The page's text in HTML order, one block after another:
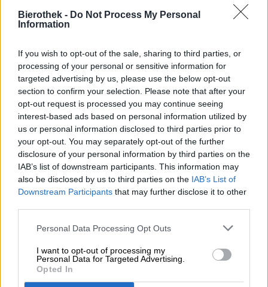
Bierothek - Do Not Process My Personal
Information
If you wish to opt-out of the sale, sharing to third parties, or
processing of your personal or sensitive information for
targeted advertising by us, please use the below opt-out
section to confirm your selection. Please note that after your
opt-out request is processed you may continue seeing
interest-based ads based on personal information utilized by
us or personal information disclosed to third parties prior to
your opt-out. You may separately opt-out of the further
disclosure of your personal information by third parties on the
IAB’s list of downstream participants. This information may
also be disclosed by us to third parties on the IAB’s List of
Downstream Participants that may further disclose it to other
Personal Data Processing Opt Outs
I want to opt-out of processing my
Personal Data for Targeted Advertising.
Opted In
Suscríbete al boletín
Sobre la biblioteca de cerveza
Empleos/Carrera
sostenibilidad
compromiso social
Prensa
revista
Corporativo
Te ayudamos
Seminarios de cerveza